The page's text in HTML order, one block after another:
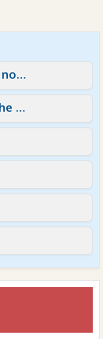
Keine Wertschätzung bekommen - nur noch freundschaftliche Gefühle
Ehemann hat nur noch freundschaftliche Gefühle